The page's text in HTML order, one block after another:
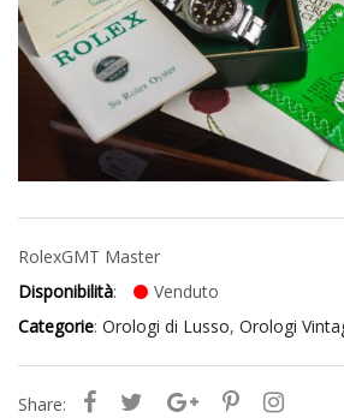
RolexGMT Master
Disponibilità:
Venduto
Categorie: Orologi di Lusso, Orologi
Share: